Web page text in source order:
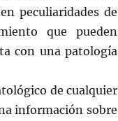
peculiaridades de
que pueden
con una patología
de cualquier
información sobre